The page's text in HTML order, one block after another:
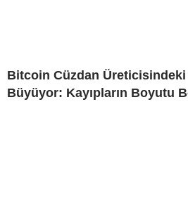
Bitcoin Cüzdan
Büyüyor: Kayıpların Boyutu